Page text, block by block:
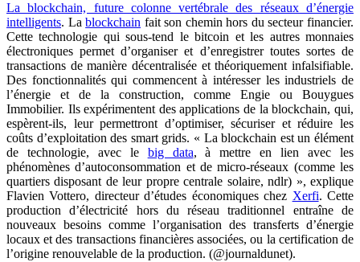
La blockchain, future colonne vertébrale des réseaux d’énergie
intelligents. Lablockchain fait son chemin hors du secteur financier.
Cette technologie qui sous-tend le bitcoin et les autres monnaies
électroniques permet d’organiser et d’enregistrer toutes sortes de
transactions de manière décentralisée et théoriquement infalsifiable.
Des fonctionnalités qui commencent à intéresser les industriels de
l’énergie et de la construction, comme Engie ou Bouygues
Immobilier. Ils expérimentent des applications de la blockchain, qui,
espèrent-ils, leur permettront d’optimiser, sécuriser et réduire les
coûts d’exploitation des smart grids. « La blockchain est un élément
de technologie, avec le big data, à mettre en lien avec les
phénomènes d’autoconsommation et de micro-réseaux (comme les
quartiers disposant de leur propre centrale solaire, ndlr) », explique
Flavien Vottero, directeur d’études économiques chez Xerfi. Cette
production d’électricité hors du réseau traditionnel entraîne de
nouveaux besoins comme l’organisation des transferts d’énergie
locaux et des transactions financières associées, ou la certification de
l’origine renouvelable de la production. (@journaldunet).